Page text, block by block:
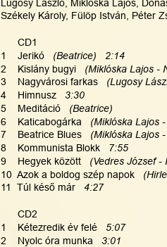
Lugosy László, Miklóska Lajos,
Székely Károly, Fülöp István, Péter
      CD1
1    Jerikó
   (Beatrice)   2:14
2    Kislány bugyi
(Miklóska Lajos -
3    Nagyvárosi farkas
(Lugosy
4    Himnusz
3:30
5    Meditáció
(Beatrice)
6    Katicabogárka (Miklóska Lajos
7    Beatrice Blues
(Miklóska Lajos
8    Kommunista Blokk 7:55
9    Hegyek között
(Vedres József -
10  Azok a boldog szép napok
11  Túl késő már 4:27
      CD2
1    Kétezredik év felé 5:07
2    Nyolc óra munka
3:01